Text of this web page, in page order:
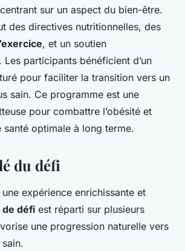
sur un aspect du bien-être.
des directives nutritionnelles, des
, et un soutien
Les participants bénéficient d’un
pour faciliter la transition vers un
sain. Ce programme est une
pour combattre l’obésité et
optimale à long terme.
du défi
expérience enrichissante et
de défi est réparti sur plusieurs
une progression naturelle vers